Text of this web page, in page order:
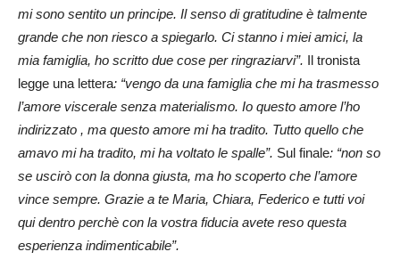
mi sono sentito un principe. Il senso di gratitudine è talmente
grande che non riesco a spiegarlo. Ci stanno i miei amici, la
mia famiglia, ho scritto due cose per ringraziarvi”. Il tronista
legge una lettera: “vengo da una famiglia che mi ha trasmesso
l’amore viscerale senza materialismo. Io questo amore l’ho
indirizzato , ma questo amore mi ha tradito. Tutto quello che
amavo mi ha tradito, mi ha voltato le spalle”. Sul finale: “non so
se uscirò con la donna giusta, ma ho scoperto che l’amore
vince sempre. Grazie a te Maria, Chiara, Federico e tutti voi
qui dentro perchè con la vostra fiducia avete reso questa
esperienza indimenticabile”.